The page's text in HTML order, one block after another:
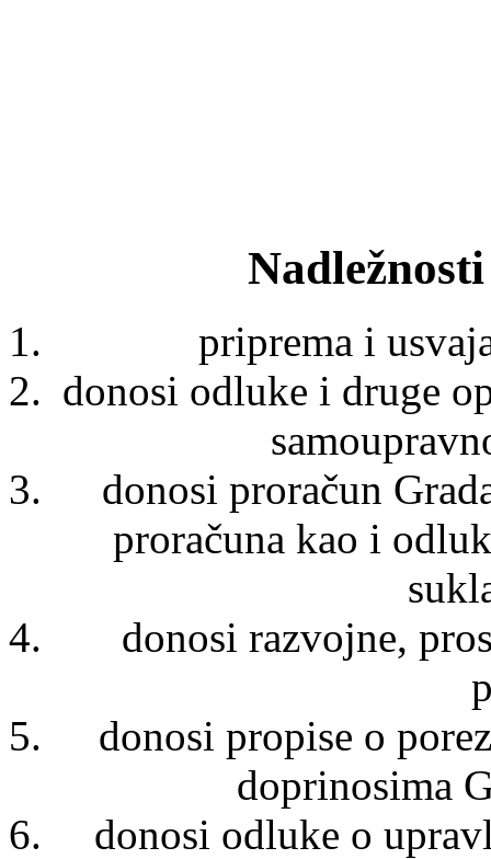
priprema i
donosi odluke i druge
donosi proračun
proračuna kao i
donosi razvojne,
donosi propise o
doprinosima
donosi odluke o